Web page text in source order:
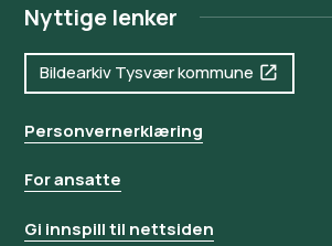
Nyttige lenker
Bildearkiv Tysvær kommune
Personvernerklæring
For ansatte
Gi innspill til nettsiden